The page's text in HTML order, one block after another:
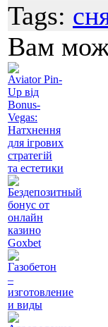
Tags:
Вам
Aviator Pin-
Up від
Bonus-
Vegas:
Натхнення
для ігрових
стратегій
та естетики
Бездепозитный
бонус от
онлайн
казино
Goxbet
Газобетон
–
изготовление
и виды